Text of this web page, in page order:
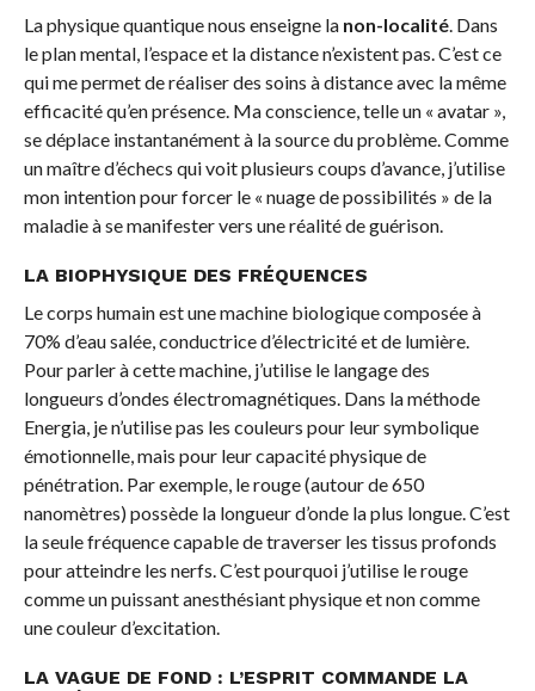
La physique quantique nous enseigne la non-localité. Dans
le plan mental, l’espace et la distance n’existent pas. C’est ce
qui me permet de réaliser des soins à distance avec la même
efficacité qu’en présence. Ma conscience, telle un « avatar »,
se déplace instantanément à la source du problème. Comme
un maître d’échecs qui voit plusieurs coups d’avance, j’utilise
mon intention pour forcer le « nuage de possibilités » de la
maladie à se manifester vers une réalité de guérison.
LA BIOPHYSIQUE DES FRÉQUENCES
Le corps humain est une machine biologique composée à
70% d’eau salée, conductrice d’électricité et de lumière.
Pour parler à cette machine, j’utilise le langage des
longueurs d’ondes électromagnétiques. Dans la méthode
Energia, je n’utilise pas les couleurs pour leur symbolique
émotionnelle, mais pour leur capacité physique de
pénétration. Par exemple, le rouge (autour de 650
nanomètres) possède la longueur d’onde la plus longue. C’est
la seule fréquence capable de traverser les tissus profonds
pour atteindre les nerfs. C’est pourquoi j’utilise le rouge
comme un puissant anesthésiant physique et non comme
une couleur d’excitation.
LA VAGUE DE FOND : L’ESPRIT COMMANDE LA